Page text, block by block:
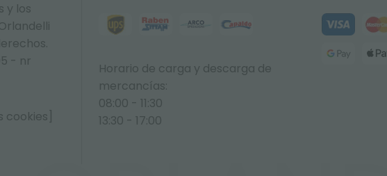
y los
- nr
cookies]
Horario de carga y descarga de
mercancías:
08:00 - 11:30
13:30 - 17:00